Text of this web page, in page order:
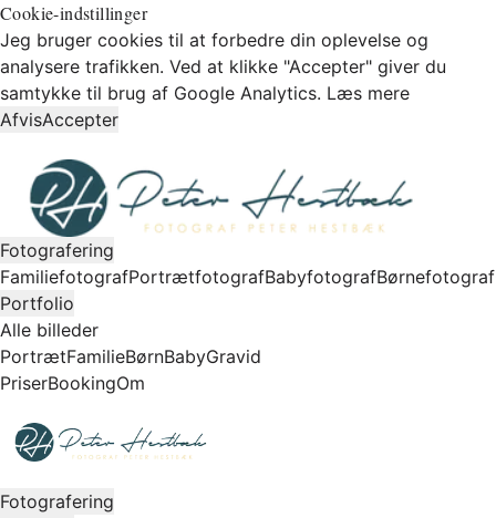
Cookie-indstillinger
Jeg bruger cookies til at forbedre din oplevelse og
analysere trafikken. Ved at klikke "Accepter" giver du
samtykke til brug af Google Analytics. Læs mere
AfvisAccepter
Fotografering
FamiliefotografPortrætfotografBabyfotografBørnefotograf
Portfolio
Alle billeder
PortrætFamilieBørnBabyGravid
PriserBookingOm
Fotografering